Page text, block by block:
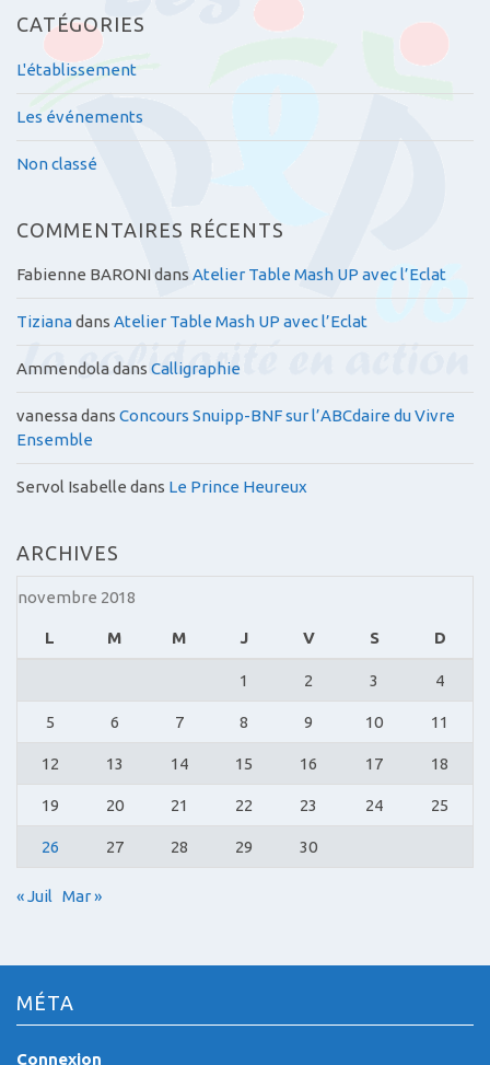
CATÉGORIES
L'établissement
Les événements
Non classé
COMMENTAIRES RÉCENTS
Fabienne BARONIdans Atelier Table Mash UP avec l’Eclat
Tizianadans Atelier Table Mash UP avec l’Eclat
Ammendoladans Calligraphie
vanessa dans Concours Snuipp-BNF sur l’ABCdaire du Vivre
Ensemble
Servol Isabelle dans Le Prince Heureux
ARCHIVES
novembre 2018
L M M J V S D
1 2 3 4
5 6 7 8 9 10 11
12 13 14 15 16 17 18
19 20 21 22 23 24 25
26 27 28 29 30
« Juil Mar »
MÉTA
Connexion